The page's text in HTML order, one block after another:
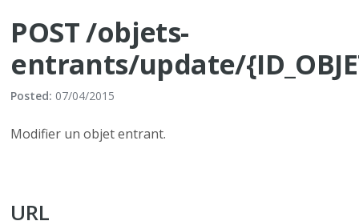
POST /objets-
entrants/update/
Posted: 07/04/2015
Modifier un objet entrant.
URL